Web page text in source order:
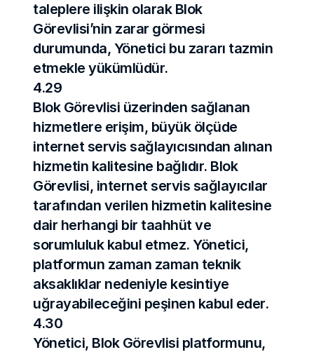
taleplere ilişkin olarak Blok
Görevlisi’nin zarar görmesi
durumunda, Yönetici bu zararı tazmin
etmekle yükümlüdür.
4.29
Blok Görevlisi üzerinden sağlanan
hizmetlere erişim, büyük ölçüde
internet servis sağlayıcısından alınan
hizmetin kalitesine bağlıdır. Blok
Görevlisi, internet servis sağlayıcılar
tarafından verilen hizmetin kalitesine
dair herhangi bir taahhüt ve
sorumluluk kabul etmez. Yönetici,
platformun zaman zaman teknik
aksaklıklar nedeniyle kesintiye
uğrayabileceğini peşinen kabul eder.
4.30
Yönetici, Blok Görevlisi platformunu,